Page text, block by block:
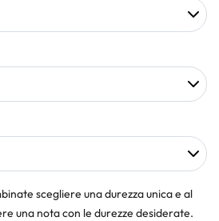
scegliere una durezza unica e al
una nota con le durezze desiderate.